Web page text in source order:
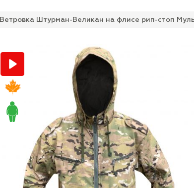
Ветровка Штурман-Великан на флисе рип-стоп